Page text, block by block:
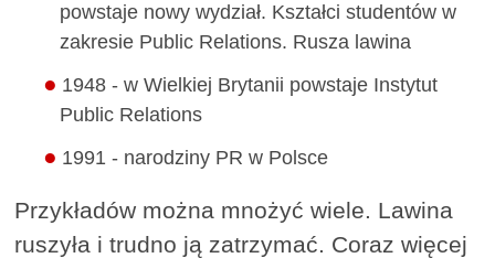
powstaje nowy wydział. Kształci studentów w
zakresie Public Relations. Rusza lawina
1948 - w Wielkiej Brytanii powstaje Instytut
Public Relations
1991 - narodziny PR w Polsce
Przykładów można mnożyć wiele. Lawina
ruszyła i trudno ją zatrzymać. Coraz więcej